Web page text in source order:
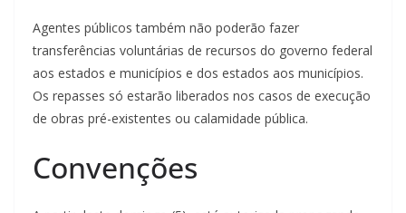
Agentes públicos também não poderão fazer
transferências voluntárias de recursos do governo federal
aos estados e municípios e dos estados aos municípios.
Os repasses só estarão liberados nos casos de execução
de obras pré-existentes ou calamidade pública.
Convenções